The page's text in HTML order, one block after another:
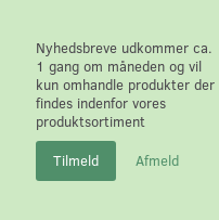
Nyhedsbreve udkommer ca.
1 gang om måneden og vil
kun omhandle produkter der
findes indenfor vores
produktsortiment
Tilmeld Afmeld